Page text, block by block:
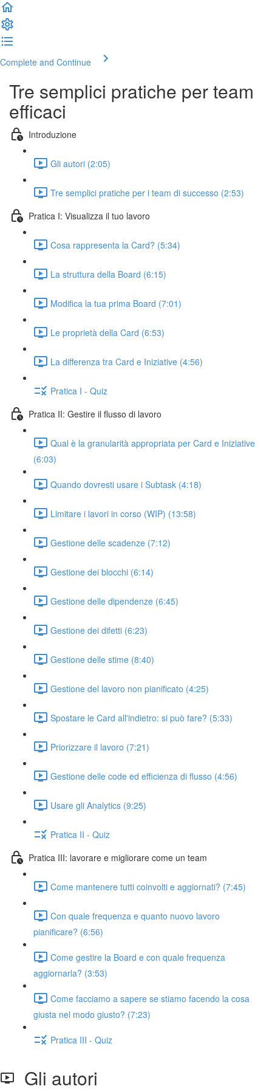
Complete and Continue
Tre semplici pratiche per team
efficaci
Introduzione
Gli autori (2:05)
Tre semplici pratiche per i team di successo (2:53)
Pratica I: Visualizza il tuo lavoro
Cosa rappresenta la Card? (5:34)
La struttura della Board (6:15)
Modifica la tua prima Board (7:01)
Le proprietà della Card (6:53)
La differenza tra Card e Iniziative (4:56)
Pratica I - Quiz
Pratica II: Gestire il flusso di lavoro
Qual è la granularità appropriata per Card e Iniziative
(6:03)
Quando dovresti usare i Subtask (4:18)
Limitare i lavori in corso (WIP) (13:58)
Gestione delle scadenze (7:12)
Gestione dei blocchi (6:14)
Gestione delle dipendenze (6:45)
Gestione dei difetti (6:23)
Gestione delle stime (8:40)
Gestione del lavoro non pianificato (4:25)
Spostare le Card all'indietro: si può fare? (5:33)
Priorizzare il lavoro (7:21)
Gestione delle code ed efficienza di flusso (4:56)
Usare gli Analytics (9:25)
Pratica II - Quiz
Pratica III: lavorare e migliorare come un team
Come mantenere tutti coinvolti e aggiornati? (7:45)
Con quale frequenza e quanto nuovo lavoro
pianificare? (6:56)
Come gestire la Board e con quale frequenza
aggiornarla? (3:53)
Come facciamo a sapere se stiamo facendo la cosa
giusta nel modo giusto? (7:23)
Pratica III - Quiz
Gli autori